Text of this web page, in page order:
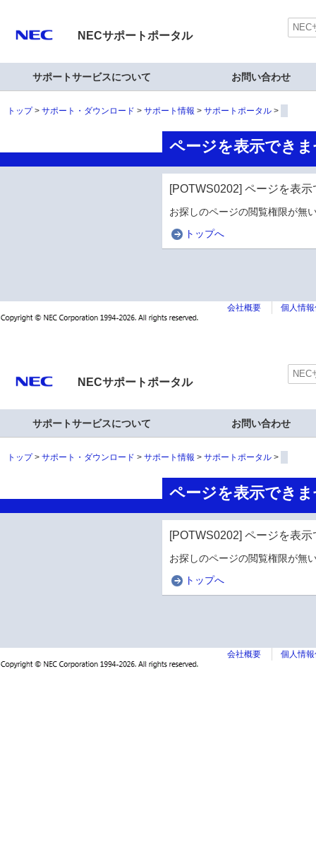
NECサポートポータル
サポートサービスについて お問い合わせ
トップ サポート・ダウンロード サポート情報 サポートポータル
ページを表示でき
[POTWS0202] ページを表
お探しのページの閲覧権限が無
トップへ
会社概要 個人情
NECサポートポータル
サポートサービスについて お問い合わせ
トップ サポート・ダウンロード サポート情報 サポートポータル
ページを表示でき
[POTWS0202] ページを表
お探しのページの閲覧権限が無
トップへ
会社概要 個人情